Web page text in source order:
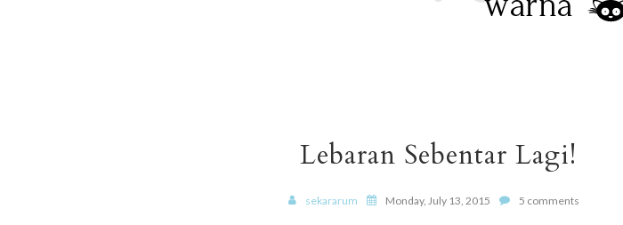
Lebaran Sebentar Lagi!
sekararum Monday, July 13, 2015 5 comments